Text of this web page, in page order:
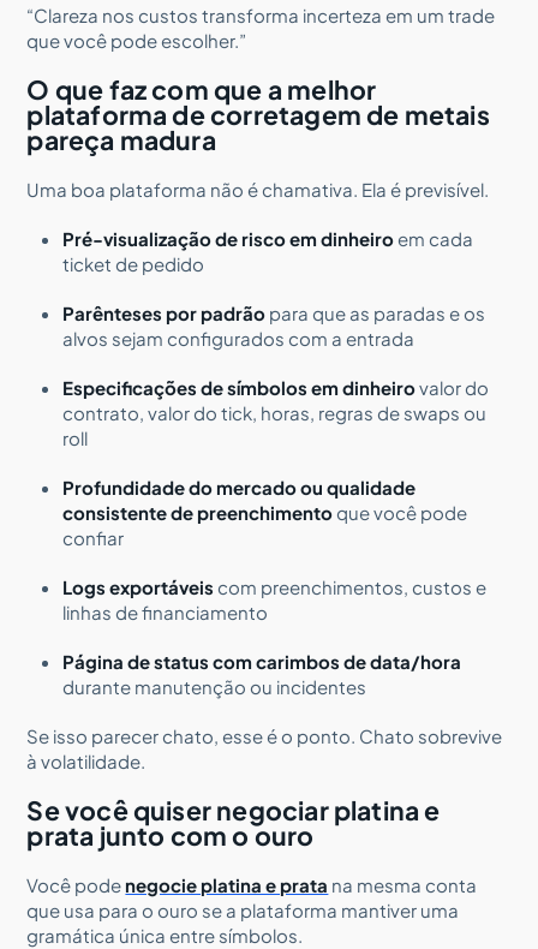
“Clareza nos custos transforma incerteza em um trade
que você pode escolher.”
O que faz com que a melhor
plataforma de corretagem de metais
pareça madura
Uma boa plataforma não é chamativa. Ela é previsível.
Pré-visualização de risco em dinheiro em cada
ticket de pedido
Parênteses por padrão para que as paradas e os
alvos sejam configurados com a entrada
Especificações de símbolos em dinheirovalor do
contrato, valor do tick, horas, regras de swaps ou
roll
Profundidade do mercado ou qualidade
consistente de preenchimento que você pode
confiar
Logs exportáveis com preenchimentos, custos e
linhas de financiamento
Página de status com carimbos de data/hora
durante manutenção ou incidentes
Se isso parecer chato, esse é o ponto. Chato sobrevive
à volatilidade.
Se você quiser negociar platina e
prata junto com o ouro
Você pode negocie platina e prata na mesma conta
que usa para o ouro se a plataforma mantiver uma
gramática única entre símbolos.